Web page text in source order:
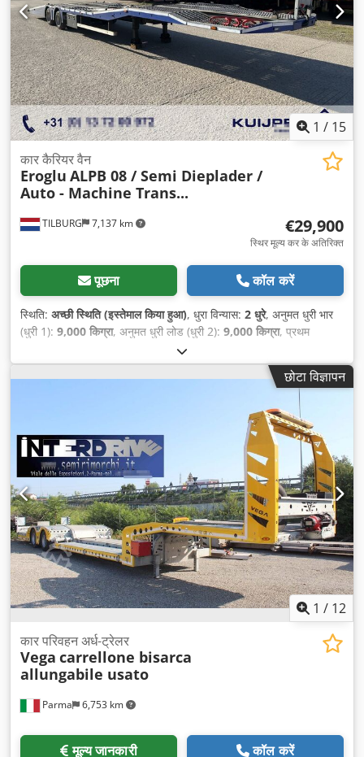
1 / 15
TILBURG 7,137 km
कार कैरियर वैन
Eroglu ALPB 08 / Semi Dieplader /
Auto - Machine Trans...
€29,900
स्थिर मूल्य कर के अतिरिक्त
पूछना कॉल करें
स्थिति: अच्छी स्थिति (इस्तेमाल किया हुआ), धुरा विन्यास: 2 धुरे, अनुमत धुरी भार
(धुरी 1): 9,000 किग्रा, अनुमत धुरी लोड (धुरी 2): 9,000 किग्रा, प्रथम
, लोडिंग स्पेस की लंबाई:
चौड़ाई:2,520 मिमी, कुल लंबाई:14,030 मिमी, कुल चौड़ाई:2,520 मिमी, कुल
ऊँचाई:1,600 मिमी, सस्पेंशन:हवा, टायर का आकार:215 / 75 / R17.5,
छोटा विज्ञापन
1 / 12
Parma 6,753 km
कार परिवहन अर्ध-ट्रेलर
Vega carrellone bisarca
allungabile usato
मूल्य जानकारी कॉल करें